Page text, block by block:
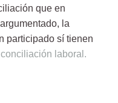
que en
la
participado sí tienen
conciliación laboral.